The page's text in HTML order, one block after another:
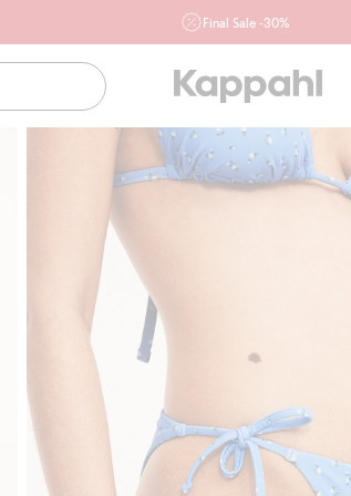
Final Sale -30%
ofertę, również z działu outlet do 10.8 w
Newbie oraz na kappahl.com. Ofert nie łączymy
Kobieta Mężczyzna
Niemowlę
Newbie
Klubowiczu darmowa